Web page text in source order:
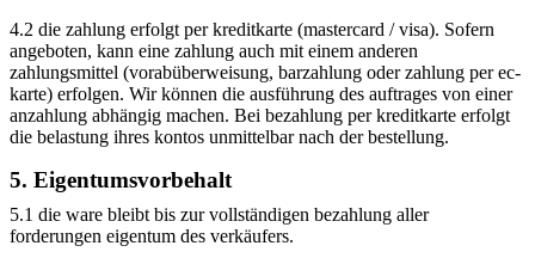
4.2 die zahlung erfolgt per kreditkarte (mastercard / visa). Sofern
angeboten, kann eine zahlung auch mit einem anderen
zahlungsmittel (vorabüberweisung, barzahlung oder zahlung per ec-
karte) erfolgen. Wir können die ausführung des auftrages von einer
anzahlung abhängig machen. Bei bezahlung per kreditkarte erfolgt
die belastung ihres kontos unmittelbar nach der bestellung.
5. Eigentumsvorbehalt
5.1 die ware bleibt bis zur vollständigen bezahlung aller
forderungen eigentum des verkäufers.